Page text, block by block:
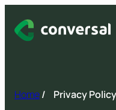
naar
Home/ Privacy Policy